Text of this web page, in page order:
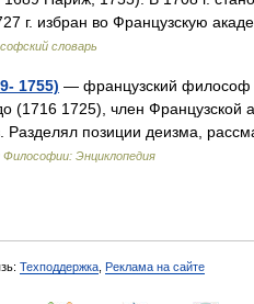
г. избран во Французскую
словарь
1755) — французский философ
(1716 1725), член Французской
позиции деизма,
Энциклопедия
Техподдержка Реклама на сайте